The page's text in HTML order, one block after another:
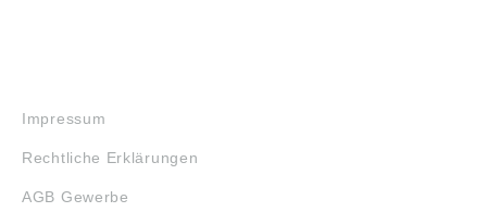
Impressum
Rechtliche Erklärungen
AGB Gewerbe